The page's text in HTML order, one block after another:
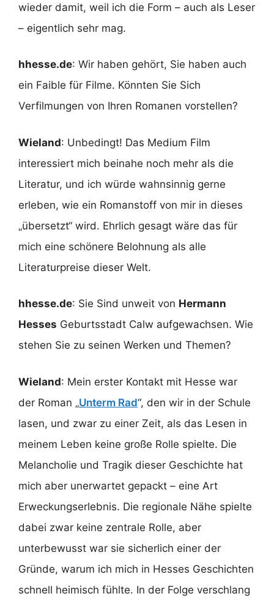
wieder damit, weil ich die Form – auch als Leser
– eigentlich sehr mag.
hhesse.de: Wir haben gehört, Sie haben auch
ein Faible für Filme. Könnten Sie Sich
Verfilmungen von Ihren Romanen vorstellen?
Wieland: Unbedingt! Das Medium Film
interessiert mich beinahe noch mehr als die
Literatur, und ich würde wahnsinnig gerne
erleben, wie ein Romanstoff von mir in dieses
„übersetzt“ wird. Ehrlich gesagt wäre das für
mich eine schönere Belohnung als alle
Literaturpreise dieser Welt.
hhesse.de: Sie Sind unweit von Hermann
Hesses Geburtsstadt Calw aufgewachsen. Wie
stehen Sie zu seinen Werken und Themen?
Wieland: Mein erster Kontakt mit Hesse war
der Roman „Unterm Rad“, den wir in der Schule
lasen, und zwar zu einer Zeit, als das Lesen in
meinem Leben keine große Rolle spielte. Die
Melancholie und Tragik dieser Geschichte hat
mich aber unerwartet gepackt – eine Art
Erweckungserlebnis. Die regionale Nähe spielte
dabei zwar keine zentrale Rolle, aber
unterbewusst war sie sicherlich einer der
Gründe, warum ich mich in Hesses Geschichten
schnell heimisch fühlte. In der Folge verschlang